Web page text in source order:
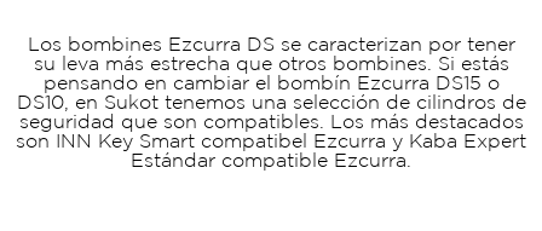
Los bombines Ezcurra DS se caracterizan por tener
su leva más estrecha que otros bombines. Si estás
pensando en cambiar el bombín Ezcurra DS15 o
DS10, en Sukot tenemos una selección de cilindros de
seguridad que son compatibles. Los más destacados
son INN Key Smart compatibel Ezcurra y Kaba Expert
Estándar compatible Ezcurra.